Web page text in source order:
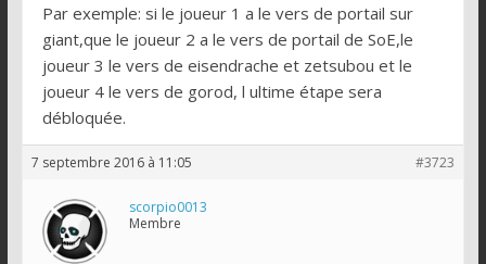
Par exemple: si le joueur 1 a le vers de portail sur
giant,que le joueur 2 a le vers de portail de SoE,le
joueur 3 le vers de eisendrache et zetsubou et le
joueur 4 le vers de gorod, l ultime étape sera
débloquée.
7 septembre 2016 à 11:05 #3723
scorpio0013
Membre